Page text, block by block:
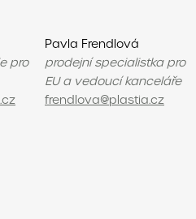
pro
Pavla Frendlová
prodejní specialistka pro
EU a vedoucí kanceláře
frendlova@plastia.cz